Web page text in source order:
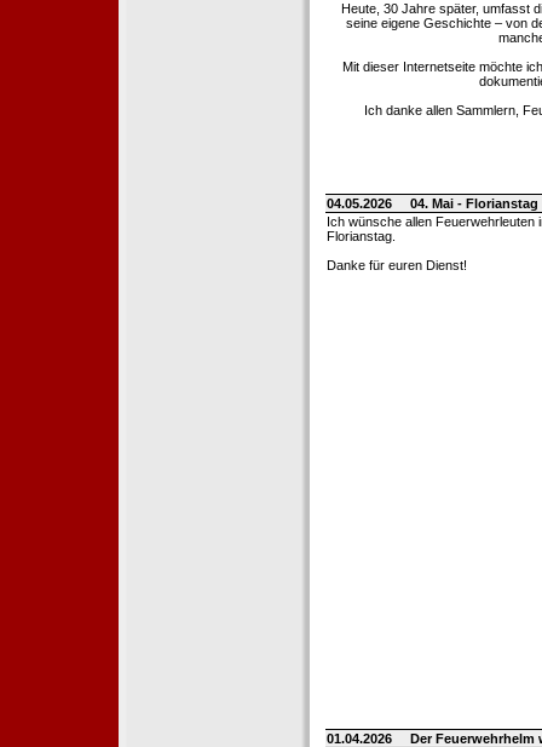
Heute, 30 Jahre später, umfasst
seine eigene Geschichte – von
Mit dieser Internetseite möchte
Ich danke allen Sammlern,
04.05.2026
04. Mai -
Ich wünsche allen Feuerwehrleuten
Florianstag.
Danke für euren Dienst!
01.04.2026 Der